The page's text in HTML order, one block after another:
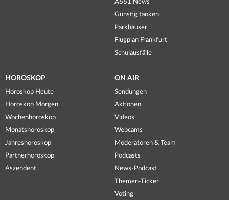
A661 News
Günstig tanken
Parkhäuser
Flugplan Frankfurt
Schulausfälle
HOROSKOP
Horoskop Heute
Horoskop Morgen
Wochenhoroskop
Monatshoroskop
Jahreshoroskop
Partnerhoroskop
Aszendent
ON AIR
Sendungen
Aktionen
Videos
Webcams
Moderatoren & Team
Podcasts
News-Podcast
Themen-Ticker
Voting